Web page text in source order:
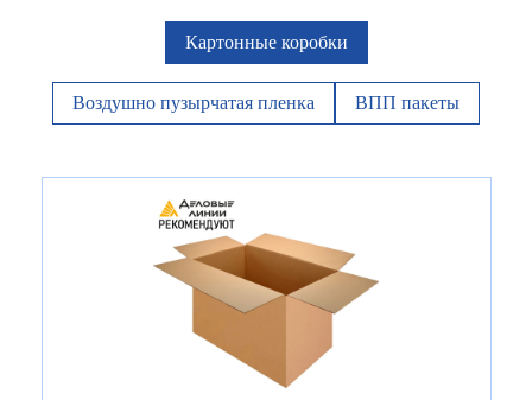
Картонные коробки
Воздушно пузырчатая пленка ВПП пакеты